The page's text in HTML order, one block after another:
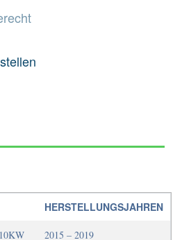
HERSTELLUNGSJAHREN
2015 – 2019